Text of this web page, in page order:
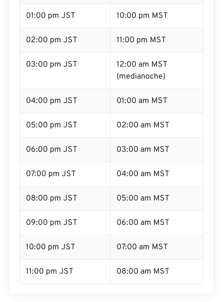
01:00 pm JST 10:00 pm MST
02:00 pm JST 11:00 pm MST
03:00 pm JST
12:00 am MST
(medianoche)
04:00 pm JST 01:00 am MST
05:00 pm JST 02:00 am MST
06:00 pm JST 03:00 am MST
07:00 pm JST 04:00 am MST
08:00 pm JST 05:00 am MST
09:00 pm JST 06:00 am MST
10:00 pm JST 07:00 am MST
11:00 pm JST 08:00 am MST